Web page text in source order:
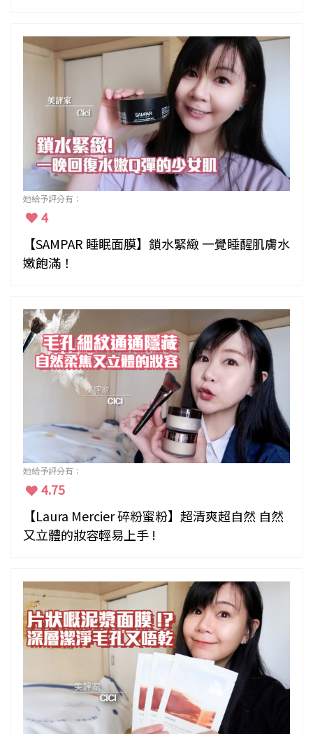
她給予評分有：
4
【SAMPAR 睡眠面膜】鎖水緊緻 一覺睡醒肌膚水
嫩飽滿！
她給予評分有：
4.75
【Laura Mercier 碎粉蜜粉】超清爽超自然 自然
又立體的妝容輕易上手 !